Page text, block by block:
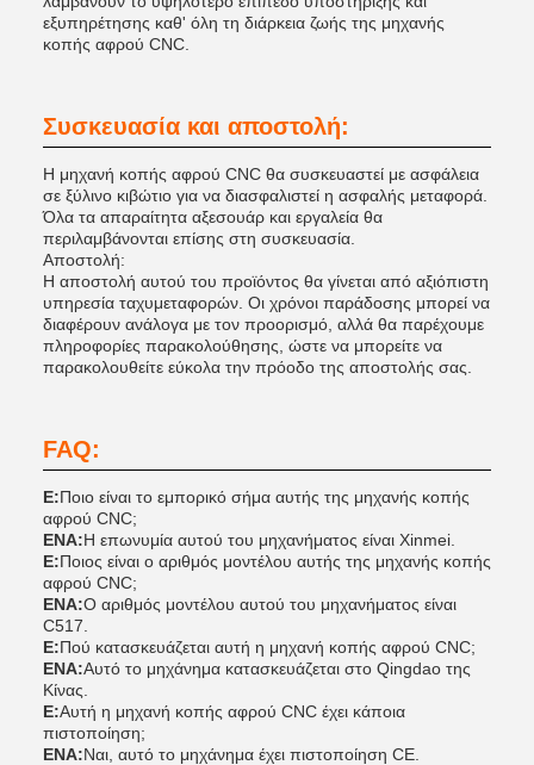
εξυπηρέτησης καθ' όλη τη διάρκεια ζωής της μηχανής
κοπής αφρού CNC.
Συσκευασία και αποστολή:
Η μηχανή κοπής αφρού CNC θα συσκευαστεί με ασφάλεια
σε ξύλινο κιβώτιο για να διασφαλιστεί η ασφαλής μεταφορά.
Όλα τα απαραίτητα αξεσουάρ και εργαλεία θα
περιλαμβάνονται επίσης στη συσκευασία.
Αποστολή:
Η αποστολή αυτού του προϊόντος θα γίνεται από αξιόπιστη
υπηρεσία ταχυμεταφορών. Οι χρόνοι παράδοσης μπορεί να
διαφέρουν ανάλογα με τον προορισμό, αλλά θα παρέχουμε
πληροφορίες παρακολούθησης, ώστε να μπορείτε να
παρακολουθείτε εύκολα την πρόοδο της αποστολής σας.
FAQ:
Ε:Ποιο είναι το εμπορικό σήμα αυτής της μηχανής κοπής
αφρού CNC;
ΕΝΑ:Η επωνυμία αυτού του μηχανήματος είναι Xinmei.
Ε:Ποιος είναι ο αριθμός μοντέλου αυτής της μηχανής κοπής
αφρού CNC;
ΕΝΑ:Ο αριθμός μοντέλου αυτού του μηχανήματος είναι
C517.
Ε:Πού κατασκευάζεται αυτή η μηχανή κοπής αφρού CNC;
ΕΝΑ:Αυτό το μηχάνημα κατασκευάζεται στο Qingdao της
Κίνας.
Ε:Αυτή η μηχανή κοπής αφρού CNC έχει κάποια
πιστοποίηση;
ΕΝΑ:Ναι, αυτό το μηχάνημα έχει πιστοποίηση CE.